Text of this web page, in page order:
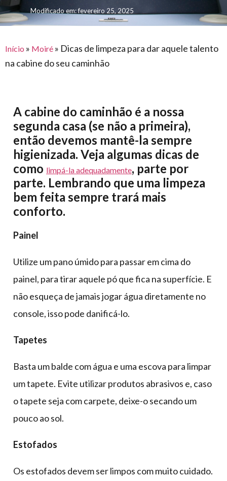
premiações
para
o
feira
offshore
civil
piscinas
móveis,
calçados,
epi's
lonas
multiúso
e logística
armazenagem
lonas
vida
Modificado em: fevereiro 25, 2025
Início » Moiré » Dicas de limpeza para dar aquele talento
na cabine do seu caminhão
A cabine do caminhão é a nossa
segunda casa (se não a primeira),
então devemos mantê-la sempre
higienizada. Veja algumas dicas de
como limpá-la adequadamente, parte por
parte. Lembrando que uma limpeza
bem feita sempre trará mais
conforto.
Painel
Utilize um pano úmido para passar em cima do
painel, para tirar aquele pó que fica na superfície. E
não esqueça de jamais jogar água diretamente no
console, isso pode danificá-lo.
Tapetes
Basta um balde com água e uma escova para limpar
um tapete. Evite utilizar produtos abrasivos e, caso
o tapete seja com carpete, deixe-o secando um
pouco ao sol.
Estofados
Os estofados devem ser limpos com muito cuidado.